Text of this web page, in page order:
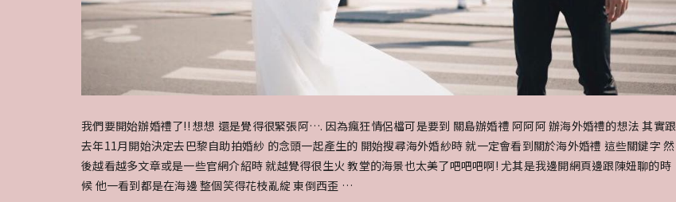
我們要開始辦婚禮了!! 想想 還是覺得很緊張阿…. 因為瘋狂情侶檔可是要到 關島辦婚禮 阿阿阿 辦海外婚禮的想法 其實跟
去年11月開始決定去巴黎自助拍婚紗 的念頭一起產生的 開始搜尋海外婚紗時 就一定會看到關於海外婚禮 這些關鍵字 然
後越看越多文章或是一些官網介紹時 就越覺得很生火 教堂的海景也太美了吧吧吧啊! 尤其是我邊開網頁邊跟陳妞聊的時
候 他一看到都是在海邊 整個笑得花枝亂綻 東倒西歪 …